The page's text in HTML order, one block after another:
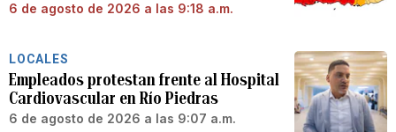
6 de agosto de 2026 a las 9:18 a.m.
LOCALES
Empleados protestan frente al Hospital
Cardiovascular en Río Piedras
6 de agosto de 2026 a las 9:07 a.m.